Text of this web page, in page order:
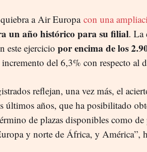
a Air Europa con una
un año histórico para su filial. La
este ejercicio por encima de los
del 6,3% con respecto al
reflejan, una vez más, el
últimos años, que ha posibilitado
de plazas disponibles como de
y norte de África, y América”,